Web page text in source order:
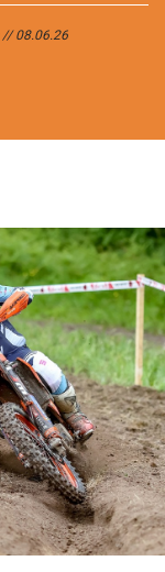
08.06.26